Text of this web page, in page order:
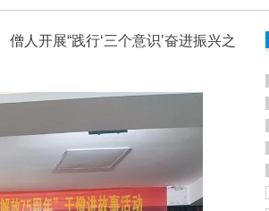
开展“践行‘三个意识’奋进振兴之